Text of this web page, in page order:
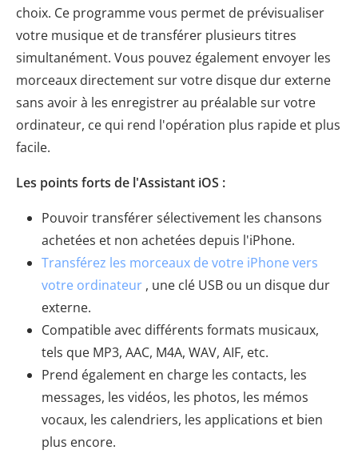
choix. Ce programme vous permet de prévisualiser
votre musique et de transférer plusieurs titres
simultanément. Vous pouvez également envoyer les
morceaux directement sur votre disque dur externe
sans avoir à les enregistrer au préalable sur votre
ordinateur, ce qui rend l'opération plus rapide et plus
facile.
Les points forts de l'Assistant iOS :
Pouvoir transférer sélectivement les chansons
achetées et non achetées depuis l'iPhone.
Transférez les morceaux de votre iPhone vers
votre ordinateur , une clé USB ou un disque dur
externe.
Compatible avec différents formats musicaux,
tels que MP3, AAC, M4A, WAV, AIF, etc.
Prend également en charge les contacts, les
messages, les vidéos, les photos, les mémos
vocaux, les calendriers, les applications et bien
plus encore.